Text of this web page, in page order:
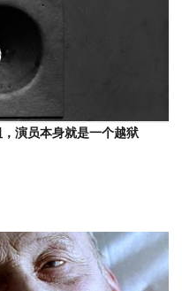
演员本身就是一个越狱